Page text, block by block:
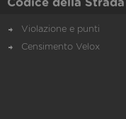
Codice della Strada
Violazione e punti
Censimento Velox